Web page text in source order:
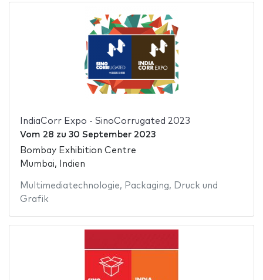
IndiaCorr Expo - SinoCorrugated 2023
Vom 28 zu 30 September 2023
Bombay Exhibition Centre
Mumbai, Indien
Multimediatechnologie, Packaging,
Druck und
Grafik